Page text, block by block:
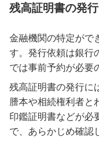
残高証明書の発行
金融機関の特定がで
す。発行依頼は銀行
では事前予約が必要
残高証明書の発行に
謄本や相続権利者と
印鑑証明書などが必
で、あらかじめ確認